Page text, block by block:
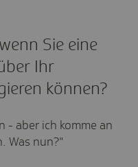
Sie eine
Ihr
können?
- aber ich komme an
Was nun?"